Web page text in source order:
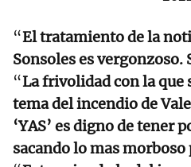
“El tratamiento de la
Sonsoles es
“La frivolidad con la que
tema del incendio de
‘YAS’ es digno de tener
sacando lo mas